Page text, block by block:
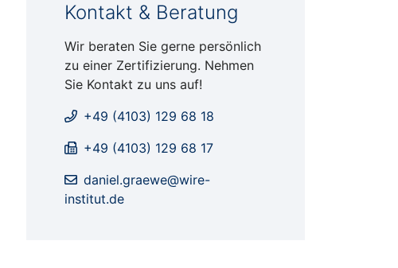
Kontakt & Beratung
Wir beraten Sie gerne persönlich
zu einer Zertifizierung. Nehmen
Sie Kontakt zu uns auf!
+49 (4103) 129 68 18
+49 (4103) 129 68 17
daniel.graewe@wire-
institut.de